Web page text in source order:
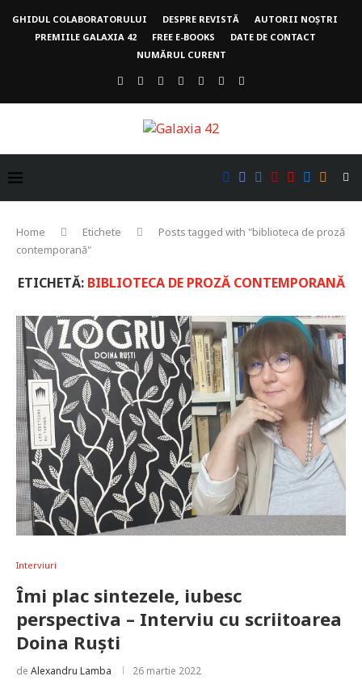
GHIDUL COLABORATORULUI DESPRE REVISTĂ
AUTORII NOȘTRI
PREMIILE GALAXIA 42
FREE E-BOOKS
DATE DE CONTACT
NUMĂRUL CURENT
Home Etichete
Posts tagged with "biblioteca de proză
contemporană"
ETICHETĂ: BIBLIOTECA DE PROZĂ CONTEMPORANĂ
Interviuri
Îmi plac sintezele, iubesc
perspectiva – Interviu cu scriitoarea
Doina Ruști
de Alexandru Lamba 26 martie 2022